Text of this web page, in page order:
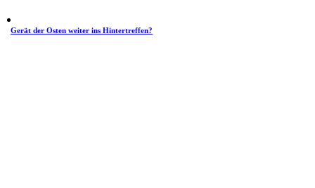
Gerät der Osten weiter ins Hintertreffen?